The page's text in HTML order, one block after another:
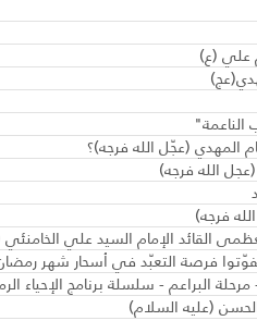
علي (ع)
المهدي (عجّل الله فرجه)؟
(عجل الله فرجه)
فرجه)
القائد الإمام السيد علي
فرصة التعبّد في أسحار شهر
(عليه السلام)